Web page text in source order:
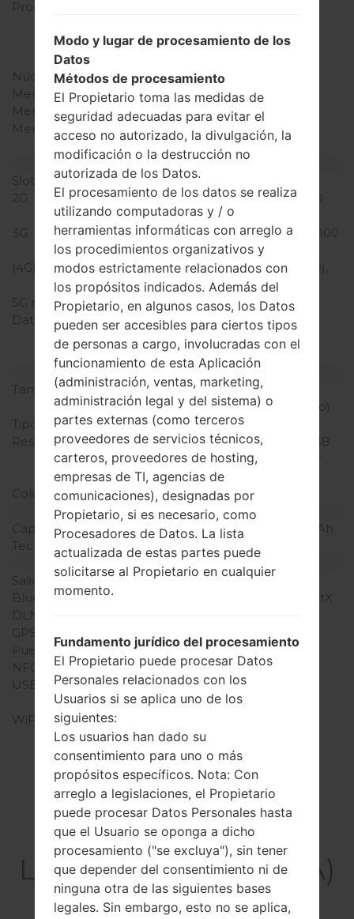
Procesador
Qualcomm MSM8992
Núcleos de UCP
seis núcleos
Memoria RAM
3GB
Memoria interna
32GB
Memoria externa
microSD, hasta 256 GB
(ranura dedicada)
Red y Datos
Slot de tarjeta
1 Micro-SIM
2G
GSM 850/900/1800/1900
MHz
3G
HSDPA 850/900/1900/2100
MHz
(4G) LTE
LTE band 1(2100), 3(1800),
7(2600), 8(900), 20(800)
5G network
-
Datos
GPRS, EDGE, UMTS,
HSDPA,HSUPA, HSPA+,
LTE, LTE-A
Pantalla
Tamaño de la pantalla
5.5 pulgadas (~72.5%
relación pantalla-cuerpo)
Tipo de Pantalla
IPS LCD
Resolución de Pantalla
1440 x 2560 píxeles (~538
densidad de píxeles por
pulgada)
Colores de pantalla
16M colores
Batería y Teclado
Capacidad de batería
Extraíble Li-Ion 3000 mAh
Teclado físico
Interfaces
Salida de audio
3.5mm jack
Bluetooth
versión 4.1, A2DP, LE, aptX
DLNA
GPS
A-GPS, GLONASS
Puerto infrarrojo
Sí
NFC
Sí
USB
microUSB 2.0 (SlimPort
4K), USB Host
WiFi
dual-band, Wi-Fi Direct,
hotspot
Artículos
LGF500LA(LGF500LA)
akaLG G4 LTE-A
Modo y lugar de procesamiento de los
Datos
Métodos de procesamiento
El Propietario toma las medidas de
seguridad adecuadas para evitar el
acceso no autorizado, la divulgación, la
modificación o la destrucción no
autorizada de los Datos.
El procesamiento de los datos se realiza
utilizando computadoras y / o
herramientas informáticas con arreglo a
los procedimientos organizativos y
modos estrictamente relacionados con
los propósitos indicados. Además del
Propietario, en algunos casos, los Datos
pueden ser accesibles para ciertos tipos
de personas a cargo, involucradas con el
funcionamiento de esta Aplicación
(administración, ventas, marketing,
administración legal y del sistema) o
partes externas (como terceros
proveedores de servicios técnicos,
carteros, proveedores de hosting,
empresas de TI, agencias de
comunicaciones), designadas por
Propietario, si es necesario, como
Procesadores de Datos. La lista
actualizada de estas partes puede
solicitarse al Propietario en cualquier
momento.
Fundamento jurídico del procesamiento
El Propietario puede procesar Datos
Personales relacionados con los
Usuarios si se aplica uno de los
siguientes:
Los usuarios han dado su
consentimiento para uno o más
propósitos específicos. Nota: Con
arreglo a legislaciones, el Propietario
puede procesar Datos Personales hasta
que el Usuario se oponga a dicho
procesamiento ("se excluya"), sin tener
que depender del consentimiento ni de
ninguna otra de las siguientes bases
legales. Sin embargo, esto no se aplica,